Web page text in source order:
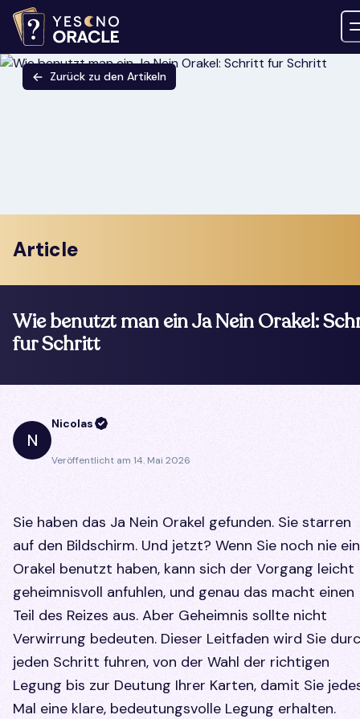
Zurück zu den Artikeln
Article
Wie benutzt man ein Ja Nein Orakel:
fur Schritt
N
Nicolas
Veröffentlicht am 14. Mai 2026
Sie haben das Ja Nein Orakel gefunden. Sie starren
auf den Bildschirm. Und jetzt? Wenn Sie noch nie ein
Orakel benutzt haben, kann sich der Vorgang leicht
geheimnisvoll anfuhlen, und genau das macht einen
Teil des Reizes aus. Aber Geheimnis sollte nicht
Verwirrung bedeuten. Dieser Leitfaden wird Sie
jeden Schritt fuhren, von der Wahl der richtigen
Legung bis zur Deutung Ihrer Karten, damit Sie
Mal eine klare, bedeutungsvolle Legung erhalten.